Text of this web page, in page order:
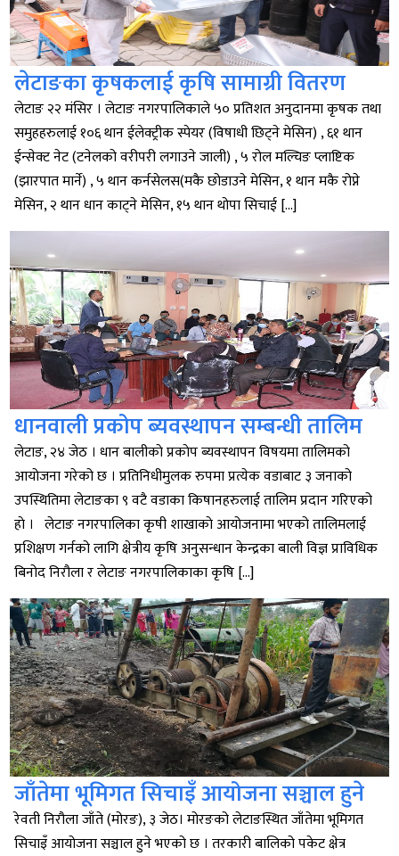
लेटाङका कृषकलाई कृषि सामाग्री वितरण
लेटाङ २२ मंसिर । लेटाङ नगरपालिकाले ५० प्रतिशत अनुदानमा कृषक तथा
समुहहरुलाई १०६ थान ईलेक्ट्रीक स्पेयर (विषाधी छिट्ने मेसिन) , ६१ थान
ईन्सेक्ट नेट (टनेलको वरीपरी लगाउने जाली) , ५ रोल मल्चिङ प्लाष्टिक
(झारपात मार्ने) , ५ थान कर्नसेलस(मकै छोडाउने मेसिन, १ थान मकै रोप्ने
मेसिन, २ थान धान काट्ने मेसिन, १५ थान थोपा सिचाई […]
धानवाली प्रकोप ब्यवस्थापन सम्बन्धी तालिम
लेटाङ, २४ जेठ । धान बालीकाे प्रकाेप ब्यवस्थापन विषयमा तालिमको
आयोजना गरेको छ । प्रतिनिधीमुलक रुपमा प्रत्येक वडाबाट ३ जनाको
उपस्थितिमा लेटाङका ९ वटै वडाका किषानहरुलाई तालिम प्रदान गरिएको
हाे । लेटाङ नगरपालिका कृषी शाखाकाे आयोजनामा भएको तालिमलाई
प्रशिक्षण गर्नको लागि क्षेत्रीय कृषि अनुसन्धान केन्द्रका बाली विज्ञ प्राविधिक
बिनोद निरौला र लेटाङ नगरपालिकाका कृषि […]
जाँतेमा भूमिगत सिचाइँ आयोजना सञ्चाल हुने
रेवती निरौला जाँते (मोरङ), ३ जेठ। मोरङको लेटाङस्थित जाँतेमा भूमिगत
सिचाइँ आयोजना सञ्चाल हुने भएको छ । तरकारी बालिको पकेट क्षेत्र